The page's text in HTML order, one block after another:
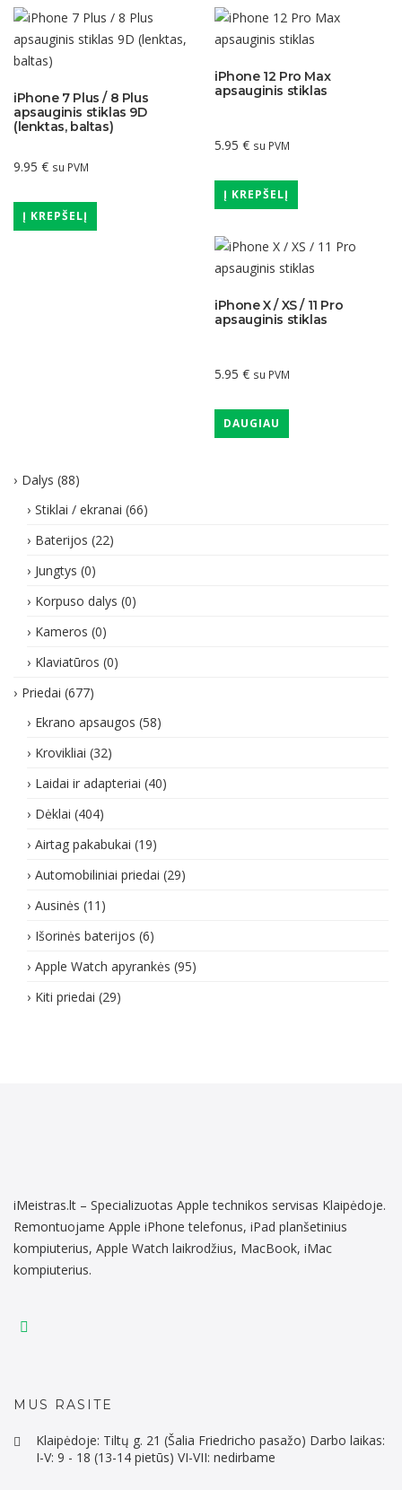
iPhone 7 Plus / 8 Plus
apsauginis stiklas 9D
(lenktas, baltas)
9.95 € su PVM
Į KREPŠELĮ
iPhone 12 Pro Max
apsauginis stiklas
5.95 € su PVM
Į KREPŠELĮ
iPhone X / XS / 11 Pro
apsauginis stiklas
5.95 € su PVM
DAUGIAU
Dalys (88)
Stiklai / ekranai (66)
Baterijos (22)
Jungtys (0)
Korpuso dalys (0)
Kameros (0)
Klaviatūros (0)
Priedai (677)
Ekrano apsaugos (58)
Krovikliai (32)
Laidai ir adapteriai (40)
Dėklai (404)
Airtag pakabukai (19)
Automobiliniai priedai (29)
Ausinės (11)
Išorinės baterijos (6)
Apple Watch apyrankės (95)
Kiti priedai (29)
iMeistras.lt – Specializuotas Apple technikos servisas Klaipėdoje.
Remontuojame Apple iPhone telefonus, iPad planšetinius
kompiuterius, Apple Watch laikrodžius, MacBook, iMac
kompiuterius.
MUS RASITE
Klaipėdoje: Tiltų g. 21 (Šalia Friedricho pasažo) Darbo laikas:
I-V: 9 - 18 (13-14 pietūs) VI-VII: nedirbame